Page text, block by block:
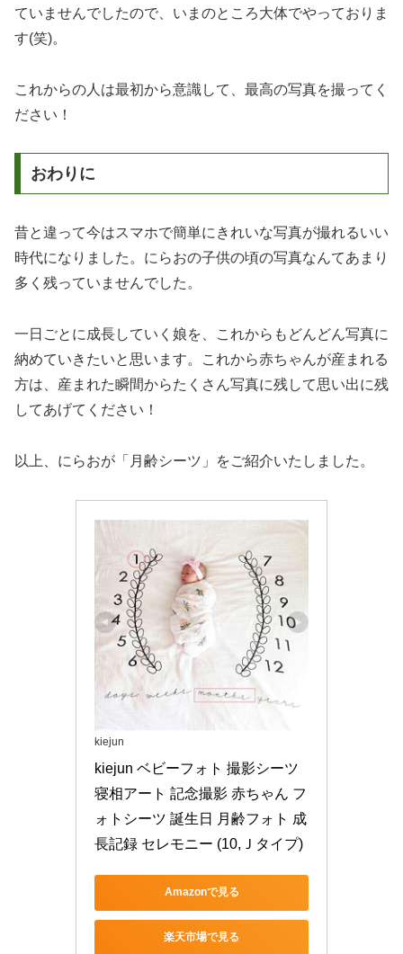
ていませんでしたので、いまのところ大体でやっておりま
す(笑)。
これからの人は最初から意識して、最高の写真を撮ってく
ださい！
おわりに
昔と違って今はスマホで簡単にきれいな写真が撮れるいい
時代になりました。にらおの子供の頃の写真なんてあまり
多く残っていませんでした。
一日ごとに成長していく娘を、これからもどんどん写真に
納めていきたいと思います。これから赤ちゃんが産まれる
方は、産まれた瞬間からたくさん写真に残して思い出に残
してあげてください！
以上、にらおが「月齢シーツ」をご紹介いたしました。
kiejun
kiejun ベビーフォト 撮影シーツ
寝相アート 記念撮影 赤ちゃん フ
ォトシーツ 誕生日 月齢フォト 成
長記録 セレモニー (10,Ｊタイプ)
Amazonで見る
楽天市場で見る